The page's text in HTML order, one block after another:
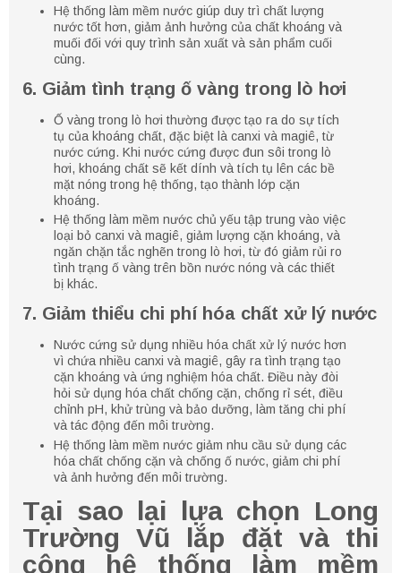
Hệ thống làm mềm nước giúp duy trì chất lượng
nước tốt hơn, giảm ảnh hưởng của chất khoáng và
muối đối với quy trình sản xuất và sản phẩm cuối
cùng.
6. Giảm tình trạng ố vàng trong lò hơi
Ố vàng trong lò hơi thường được tạo ra do sự tích
tụ của khoáng chất, đặc biệt là canxi và magiê, từ
nước cứng. Khi nước cứng được đun sôi trong lò
hơi, khoáng chất sẽ kết dính và tích tụ lên các bề
mặt nóng trong hệ thống, tạo thành lớp cặn
khoáng.
Hệ thống làm mềm nước chủ yếu tập trung vào việc
loại bỏ canxi và magiê, giảm lượng cặn khoáng, và
ngăn chặn tắc nghẽn trong lò hơi, từ đó giảm rủi ro
tình trạng ố vàng trên bồn nước nóng và các thiết
bị khác.
7. Giảm thiểu chi phí hóa chất xử lý nước
Nước cứng sử dụng nhiều hóa chất xử lý nước hơn
vì chứa nhiều canxi và magiê, gây ra tình trạng tạo
cặn khoáng và ứng nghiệm hóa chất. Điều này đòi
hỏi sử dụng hóa chất chống cặn, chống rỉ sét, điều
chỉnh pH, khử trùng và bảo dưỡng, làm tăng chi phí
và tác động đến môi trường.
Hệ thống làm mềm nước giảm nhu cầu sử dụng các
hóa chất chống cặn và chống ố nước, giảm chi phí
và ảnh hưởng đến môi trường.
Tại sao lại lựa chọn Long
Trường Vũ lắp đặt và thi
công hệ thống làm mềm